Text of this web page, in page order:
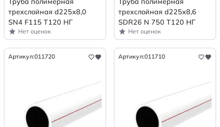
трехслойная d225х8,0
SN4 F115 Т120 НГ
Нет оценок
трехслойная d225x8,6
SDR26 N 750 Т120 НГ
Нет оценок
Артикул:011720 Артикул:011710